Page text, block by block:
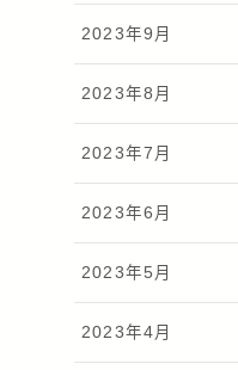
2023年9月
2023年8月
2023年7月
2023年6月
2023年5月
2023年4月